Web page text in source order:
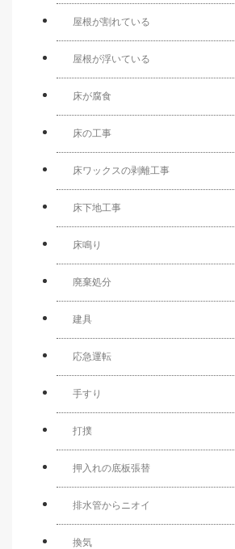
屋根が割れている
屋根が浮いている
床が腐食
床の工事
床ワックスの剥離工事
床下地工事
床鳴り
廃棄処分
建具
応急運転
手すり
打撲
押入れの底板張替
排水管からニオイ
換気